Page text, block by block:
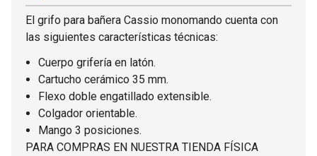
El grifo para bañera Cassio monomando cuenta con
las siguientes características técnicas:
Cuerpo grifería en latón.
Cartucho cerámico 35 mm.
Flexo doble engatillado extensible.
Colgador orientable.
Mango 3 posiciones.
PARA COMPRAS EN NUESTRA TIENDA FÍSICA